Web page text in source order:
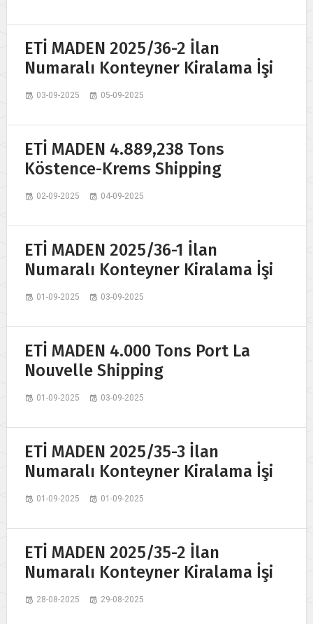
ETİ MADEN 2025/36-2 İlan
Numaralı Konteyner Kiralama İşi
03-09-2025 05-09-2025
ETİ MADEN 4.889,238 Tons
Köstence-Krems Shipping
02-09-2025 04-09-2025
ETİ MADEN 2025/36-1 İlan
Numaralı Konteyner Kiralama İşi
01-09-2025 03-09-2025
ETİ MADEN 4.000 Tons Port La
Nouvelle Shipping
01-09-2025 03-09-2025
ETİ MADEN 2025/35-3 İlan
Numaralı Konteyner Kiralama İşi
01-09-2025 01-09-2025
ETİ MADEN 2025/35-2 İlan
Numaralı Konteyner Kiralama İşi
28-08-2025 29-08-2025